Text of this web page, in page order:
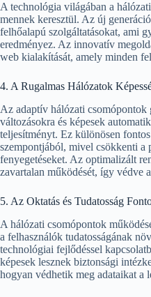
A technológia világában a
mennek keresztül. Az új
felhőalapú szolgáltatásokat, ami
eredményez. Az innovatív
web kialakítását, amely minden
4. A Rugalmas Hálózatok
Az adaptív hálózati csomópontok
változásokra és képesek
teljesítményt. Ez különösen
szempontjából, mivel csökkenti a
fenyegetéseket. Az optimalizált
zavartalan működését, így védve
5. Az Oktatás és Tudatosság
A hálózati csomópontok
a felhasználók tudatosságának
technológiai fejlődéssel
képesek lesznek biztonsági
hogyan védhetik meg adataikat a